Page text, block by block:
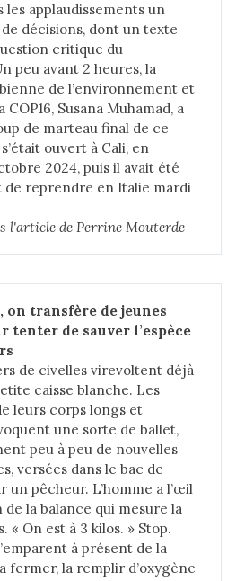
les applaudissements un
décisions, dont un texte
critique du
peu avant 2 heures, la
de l’environnement et
Susana Muhamad, a
de marteau final de ce
ouvert à Cali, en
2024, puis il avait été
de reprendre en Italie mardi
l'article de Perrine Mouterde
on transfère de jeunes
tenter de sauver l’espèce
de civelles virevoltent déjà
caisse blanche. Les
leurs corps longs et
une sorte de ballet,
peu à peu de nouvelles
versées dans le bac de
un pêcheur. L’homme a l’œil
de la balance qui mesure la
« On est à 3 kilos. » Stop.
à présent de la
fermer, la remplir d’oxygène